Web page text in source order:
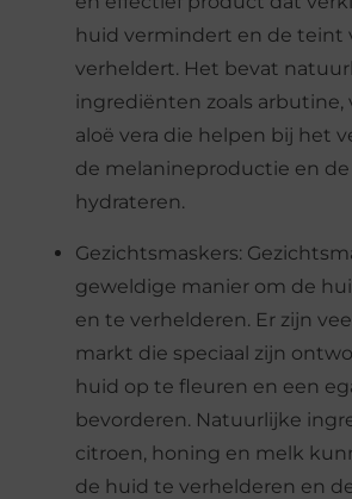
huid vermindert en de teint
verheldert. Het bevat
ingrediënten zoals arbutine,
aloë vera die helpen bij het
de melanineproductie en de
hydrateren.
Gezichtsmaskers:
geweldige manier om de
en te verhelderen. Er zijn
markt die speciaal zijn
huid op te fleuren en een
bevorderen. Natuurlijke
citroen, honing en melk
de huid te verhelderen en